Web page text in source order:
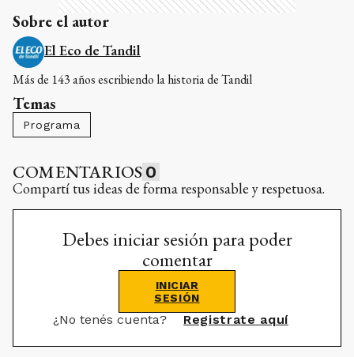
Sobre el autor
El Eco de Tandil
Más de 143 años escribiendo la historia de Tandil
Temas
Programa
COMENTARIOS 0
Compartí tus ideas de forma responsable y respetuosa.
Debes iniciar sesión para poder
comentar
INICIAR
SESIÓN
¿No tenés cuenta? Registrate aquí